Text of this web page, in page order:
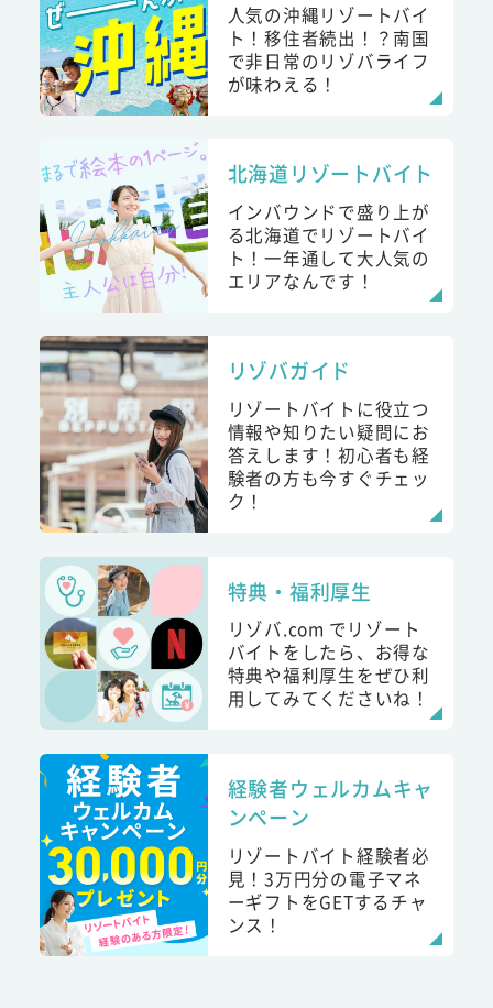
人気の沖縄リゾートバイ
ト！移住者続出！？南国
で非日常のリゾバライフ
が味わえる！
北海道リゾートバイト
インバウンドで盛り上が
る北海道でリゾートバイ
ト！一年通して大人気の
エリアなんです！
リゾバガイド
リゾートバイトに役立つ
情報や知りたい疑問にお
答えします！初心者も経
験者の方も今すぐチェッ
ク！
特典・福利厚生
リゾバ.com でリゾート
バイトをしたら、お得な
特典や福利厚生をぜひ利
用してみてくださいね！
経験者ウェルカムキャ
ンペーン
リゾートバイト経験者必
見！3万円分の電子マネ
ーギフトをGETするチャ
ンス！